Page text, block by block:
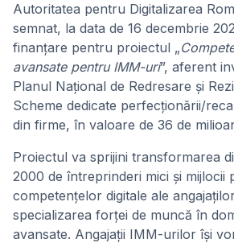
Autoritatea pentru Digitalizarea
semnat, la data de 16 decembrie
finanțare pentru proiectul „
avansate pentru IMM-uri”, aferent
Planul Național de Redresare și
Scheme dedicate perfecționării/
din firme, în valoare de 36 de
Proiectul va sprijini transformarea
2000 de întreprinderi mici și mijlocii
competențelor digitale ale
specializarea forței de muncă în
avansate. Angajații IMM-urilor își